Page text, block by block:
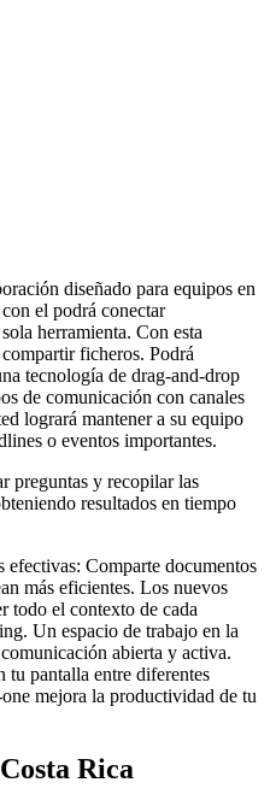
diseñado para equipos en
el podrá conectar
herramienta. Con esta
ficheros. Podrá
tecnología de drag-and-drop
de comunicación con canales
logrará mantener a su equipo
o eventos importantes.
preguntas y recopilar las
resultados en tiempo
Comparte documentos
más eficientes. Los nuevos
todo el contexto de cada
Un espacio de trabajo en la
abierta y activa.
tu pantalla entre diferentes
mejora la productividad de tu
Costa Rica